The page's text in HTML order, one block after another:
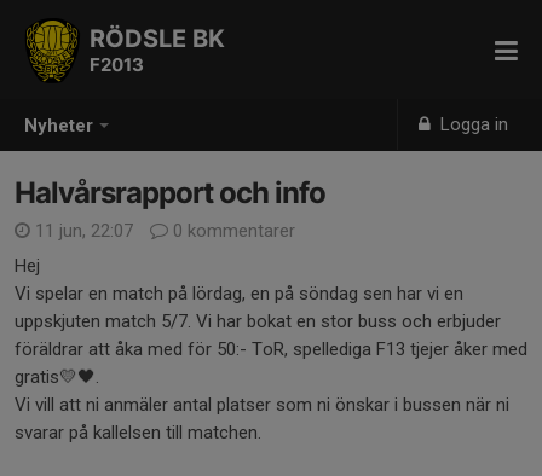
Nyheter Logga in
RÖDSLE BK
F2013
Halvårsrapport och info
11 jun, 22:07
0 kommentarer
Hej
Vi spelar en match på lördag, en på söndag sen har vi en
uppskjuten match 5/7. Vi har bokat en stor buss och erbjuder
föräldrar att åka med för 50:- ToR, spellediga F13 tjejer åker med
gratis💛🖤.
Vi vill att ni anmäler antal platser som ni önskar i bussen när ni
svarar på kallelsen till matchen.